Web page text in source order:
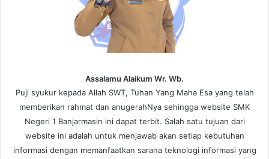
Assalamu Alaikum Wr. Wb.
Puji syukur kepada Allah SWT, Tuhan Yang Maha Esa yang telah
memberikan rahmat dan anugerahNya sehingga website SMK
Negeri 1 Banjarmasin ini dapat terbit. Salah satu tujuan dari
website ini adalah untuk menjawab akan setiap kebutuhan
informasi dengan memanfaatkan sarana teknologi informasi yang